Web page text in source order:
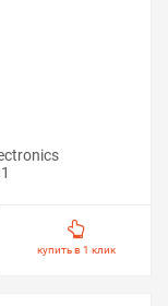
купить в 1 клик